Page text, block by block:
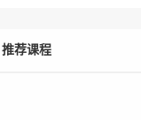
推荐课程